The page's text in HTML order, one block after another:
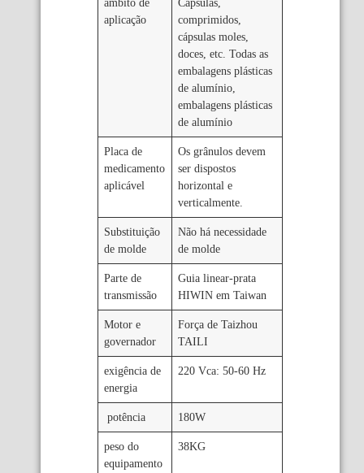
aplicação
comprimidos,
cápsulas moles,
doces, etc. Todas as
embalagens plásticas
de alumínio,
embalagens plásticas
de alumínio
Placa de
medicamento
aplicável
Os grânulos devem
ser dispostos
horizontal e
verticalmente.
Substituição
de molde
Não há necessidade
de molde
Parte de
transmissão
Guia linear-prata
HIWIN em Taiwan
Motor e
governador
Força de Taizhou
TAILI
exigência de
energia
220 Vca: 50-60 Hz
potência 180W
peso do
equipamento
38KG